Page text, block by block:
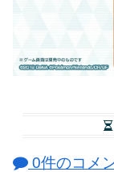
0件のコメ